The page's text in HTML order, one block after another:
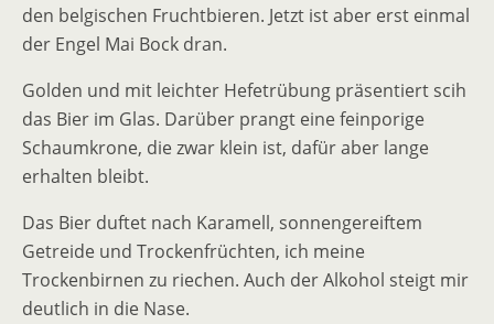
den belgischen Fruchtbieren. Jetzt ist aber erst einmal
der Engel Mai Bock dran.
Golden und mit leichter Hefetrübung präsentiert scih
das Bier im Glas. Darüber prangt eine feinporige
Schaumkrone, die zwar klein ist, dafür aber lange
erhalten bleibt.
Das Bier duftet nach Karamell, sonnengereiftem
Getreide und Trockenfrüchten, ich meine
Trockenbirnen zu riechen. Auch der Alkohol steigt mir
deutlich in die Nase.